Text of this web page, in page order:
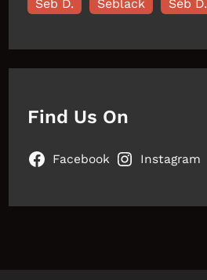
Seb D.
Seblack Séb D.
Find Us On
Facebook Instagram